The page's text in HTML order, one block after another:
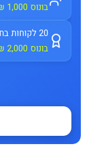
בונוס 1,000 ₪
20 לקוחות בחודש
בונוס 2,000 ₪